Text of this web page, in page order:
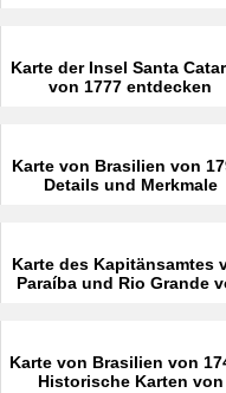
Karte der Insel Santa
von 1777 entdecken
Karte von Brasilien von
Details und Merkmale
Karte des Kapitänsamtes
Paraíba und Rio Grande
Karte von Brasilien von
Historische Karten von